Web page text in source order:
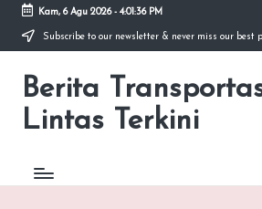
Skip
content
Kam, 6 Agu 2026- 4:01:36 PM
Subscribe to our newsletter & never miss our best
Berita
Lintas Terkini
premancity.biz.id